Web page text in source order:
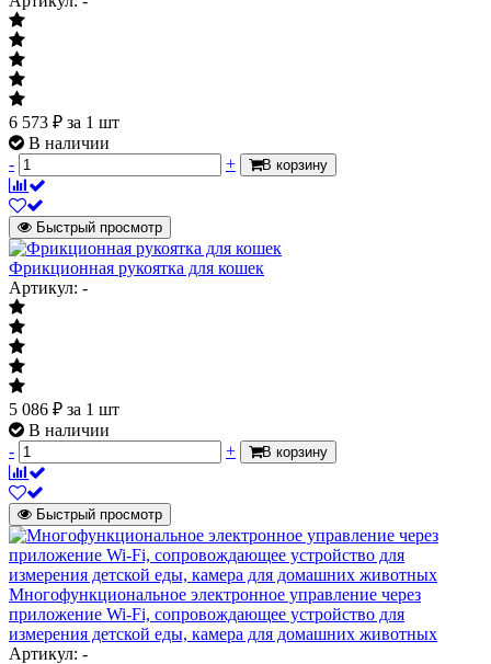
6 573 ₽ за 1 шт
В наличии
-
+ В корзину
Быстрый просмотр
Фрикционная рукоятка для кошек
Артикул: -
5 086 ₽ за 1 шт
В наличии
-
+ В корзину
Быстрый просмотр
Многофункциональное электронное управление через
приложение Wi-Fi, сопровождающее устройство для
измерения детской еды, камера для домашних животных
Артикул: -